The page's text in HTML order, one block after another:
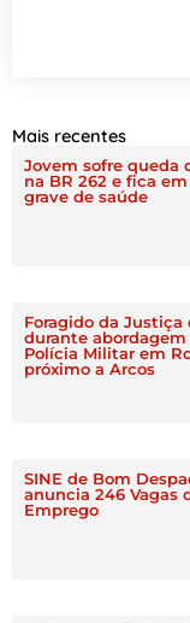
Mais recentes
Jovem sofre queda
na BR 262 e fica
grave de saúde
Foragido da Justiça
durante abordagem
Polícia Militar em
próximo a Arcos
SINE de Bom
anuncia 246 Vagas
Emprego